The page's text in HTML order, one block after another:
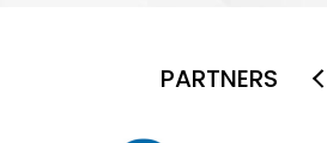
PARTNERS